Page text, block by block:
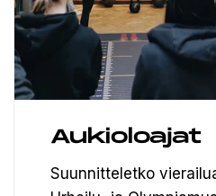
Aukioloajat
Suunnitteletko